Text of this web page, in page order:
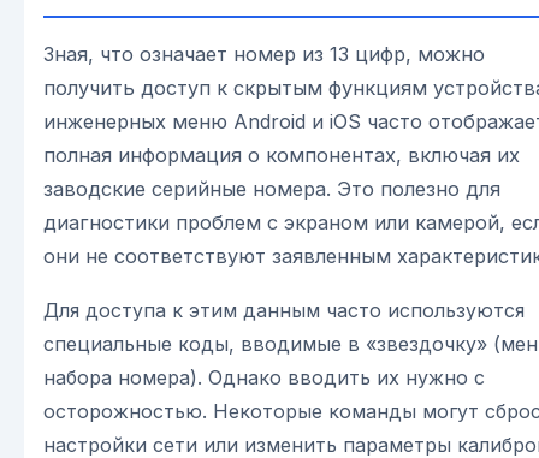
Зная, что означает номер из 13 цифр, можно
получить доступ к скрытым функциям
инженерных меню Android и iOS часто
полная информация о компонентах, включая их
заводские серийные номера. Это полезно для
диагностики проблем с экраном или камерой,
они не соответствуют заявленным
Для доступа к этим данным часто используются
специальные коды, вводимые в «звездочку»
набора номера). Однако вводить их нужно с
осторожностью. Некоторые команды могут
настройки сети или изменить параметры